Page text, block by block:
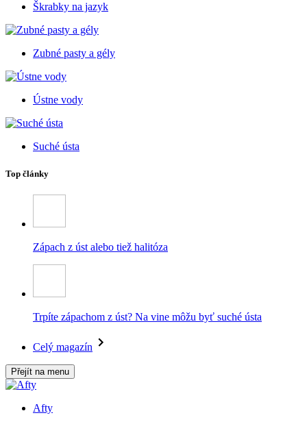
Škrabky na jazyk
Zubné pasty a gély
Ústne vody
Suché ústa
Top články
Zápach z úst alebo tiež halitóza
Trpíte zápachom z úst? Na vine môžu byť suché ústa
Celý magazín
Přejít na menu
Afty